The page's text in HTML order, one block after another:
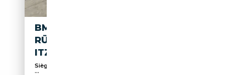
BMW X3 XDRIVE 30 E
RÜCKKAM*WIDE*LED*SPORTS
ITZ*CARPL
Sièges sport, Palettes de changement de vitesses,
...